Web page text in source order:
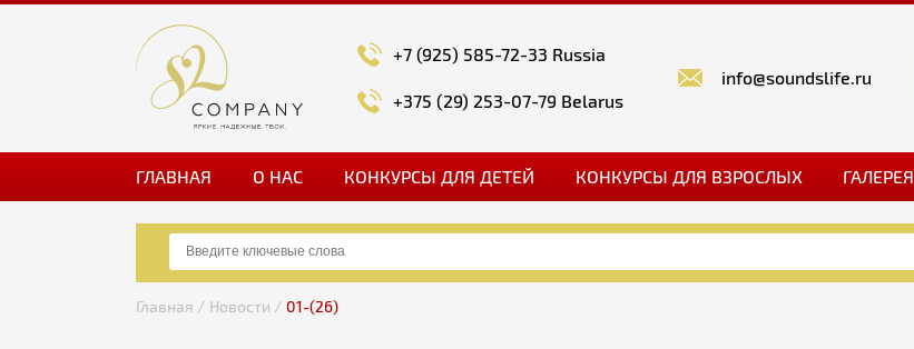
+7 (925) 585-72-33 Russia
+375 (29) 253-07-79 Belarus
info@soundslife.ru
ГЛАВНАЯ О НАС КОНКУРСЫ ДЛЯ ДЕТЕЙ КОНКУРСЫ ДЛЯ ВЗРОСЛЫХ ГАЛЕРЕЯ
Главная / Новости / 01-(26)